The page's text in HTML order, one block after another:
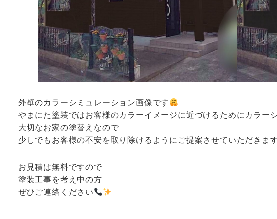
外壁のカラーシミュレーション画像です
やまにた塗装ではお客様のカラーイメージに近づけるためにカラー
大切なお家の塗替えなので
少しでもお客様の不安を取り除けるようにご提案させていただきま
お見積は無料ですので
塗装工事を考え中の方
ぜひご連絡ください